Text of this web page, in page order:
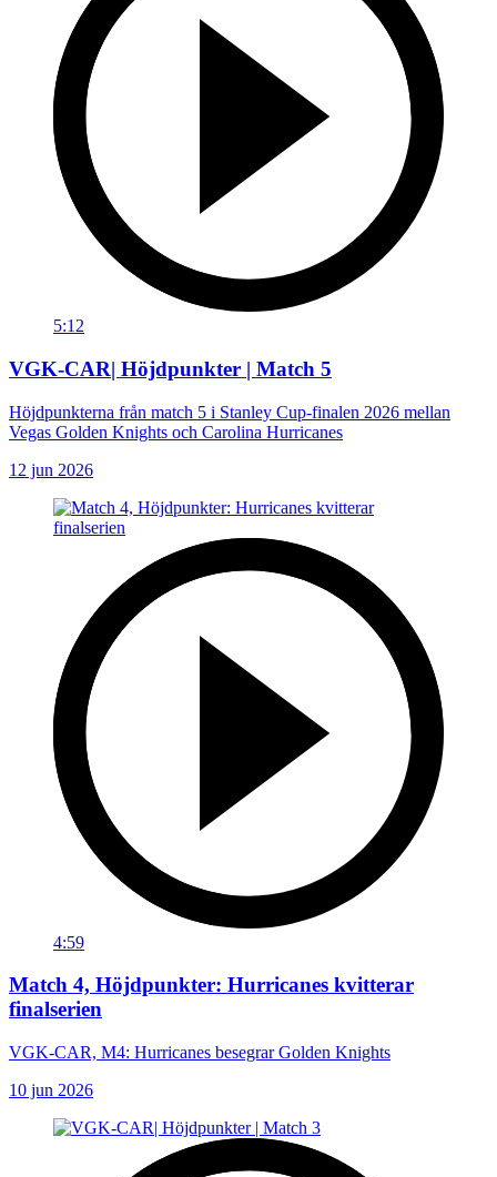
5:12
VGK-CAR| Höjdpunkter | Match 5
Höjdpunkterna från match 5 i Stanley Cup-finalen 2026 mellan
Vegas Golden Knights och Carolina Hurricanes
12 jun 2026
4:59
Match 4, Höjdpunkter: Hurricanes kvitterar
finalserien
VGK-CAR, M4: Hurricanes besegrar Golden Knights
10 jun 2026